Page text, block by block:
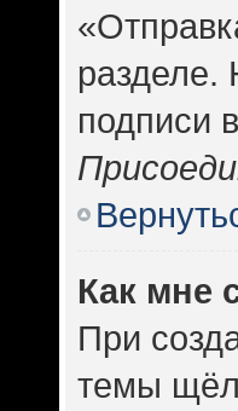
разделе.
подписи
Как мне
При
темы